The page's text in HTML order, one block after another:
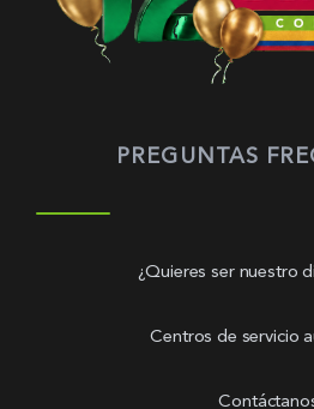
PREGUNTAS
¿Quieres ser nuestro
Centros de servicio